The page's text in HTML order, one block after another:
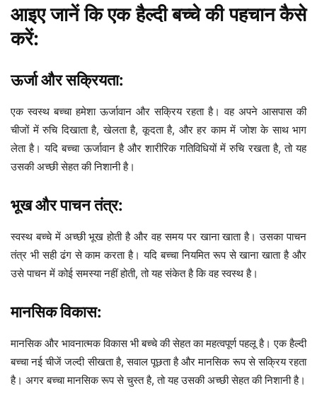
आइए जानें कि एक हैल्दी बच्चे की पहचान कैसे
करें:
ऊर्जा और सक्रियता:
एक स्वस्थ बच्चा हमेशा ऊर्जावान और सक्रिय रहता है। वह अपने आसपास की
चीजों में रुचि दिखाता है, खेलता है, कूदता है, और हर काम में जोश के साथ भाग
लेता है। यदि बच्चा ऊर्जावान है और शारीरिक गतिविधियों में रुचि रखता है, तो यह
उसकी अच्छी सेहत की निशानी है।
भूख और पाचन तंत्र:
स्वस्थ बच्चे में अच्छी भूख होती है और वह समय पर खाना खाता है। उसका पाचन
तंत्र भी सही ढंग से काम करता है। यदि बच्चा नियमित रूप से खाना खाता है और
उसे पाचन में कोई समस्या नहीं होती, तो यह संकेत है कि वह स्वस्थ है।
मानसिक विकास:
मानसिक और भावनात्मक विकास भी बच्चे की सेहत का महत्वपूर्ण पहलू है। एक हैल्दी
बच्चा नई चीजें जल्दी सीखता है, सवाल पूछता है और मानसिक रूप से सक्रिय रहता
है। अगर बच्चा मानसिक रूप से चुस्त है, तो यह उसकी अच्छी सेहत की निशानी है।